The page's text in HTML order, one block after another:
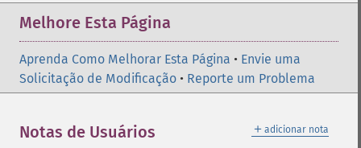
Melhore Esta Página
Aprenda Como Melhorar Esta Página • Envie uma
Solicitação de Modificação • Reporte um Problema
＋ adicionar nota
Notas de Usuários